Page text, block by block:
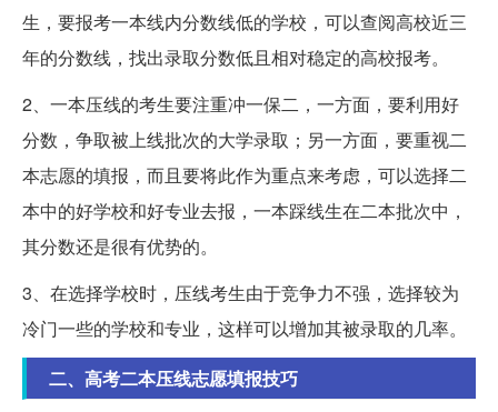
生，要报考一本线内分数线低的学校，可以查阅高校近三
年的分数线，找出录取分数低且相对稳定的高校报考。
2、一本压线的考生要注重冲一保二，一方面，要利用好
分数，争取被上线批次的大学录取；另一方面，要重视二
本志愿的填报，而且要将此作为重点来考虑，可以选择二
本中的好学校和好专业去报，一本踩线生在二本批次中，
其分数还是很有优势的。
3、在选择学校时，压线考生由于竞争力不强，选择较为
冷门一些的学校和专业，这样可以增加其被录取的几率。
二、高考二本压线志愿填报技巧